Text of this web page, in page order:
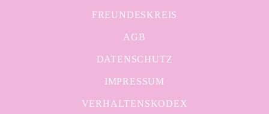
FREUNDESKREIS
AGB
DATENSCHUTZ
IMPRESSUM
VERHALTENSKODEX